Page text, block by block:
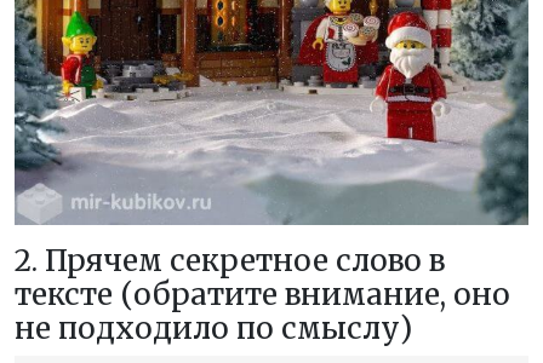
2. Прячем секретное слово в
тексте (обратите внимание, оно
не подходило по смыслу)